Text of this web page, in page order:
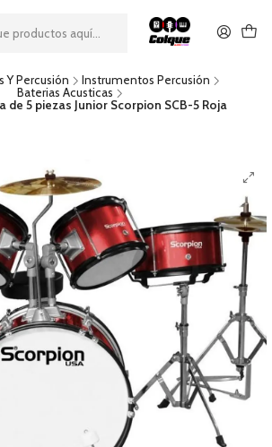
descuento por pago con transferencia bancaria
de $49.990. Este descuento no es
ni aplicable a gastos de envío.
Y Percusión
Instrumentos Percusión
Baterias Acusticas
de 5 piezas Junior Scorpion SCB-5 Roja